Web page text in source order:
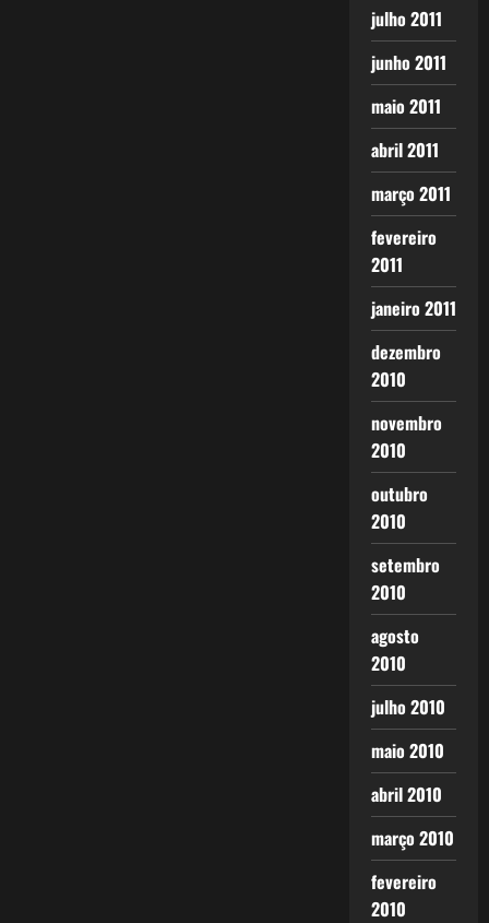
julho 2011
junho 2011
maio 2011
abril 2011
março 2011
fevereiro
2011
janeiro 2011
dezembro
2010
novembro
2010
outubro
2010
setembro
2010
agosto
2010
julho 2010
maio 2010
abril 2010
março 2010
fevereiro
2010